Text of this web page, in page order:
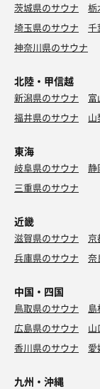
茨城県のサウナ 栃
埼玉県のサウナ
千
神奈川県のサウナ
北陸・甲信越
新潟県のサウナ 富
福井県のサウナ
山
東海
岐阜県のサウナ 静
三重県のサウナ
近畿
滋賀県のサウナ 京
兵庫県のサウナ
奈
中国・四国
鳥取県のサウナ 島
広島県のサウナ
山
香川県のサウナ
愛
九州・沖縄